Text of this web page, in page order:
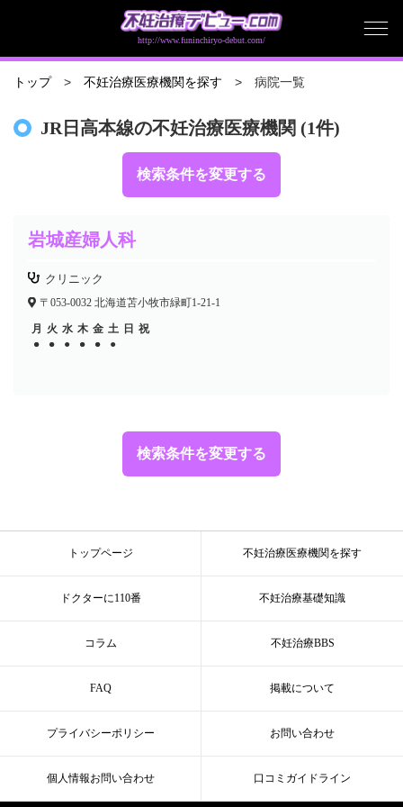
http://www.funinchiryo-debut.com/
トップ 不妊治療医療機関を探す 病院一覧
検索条件を変更する
JR日高本線の不妊治療医療機関 (1件)
検索条件を変更する
岩城産婦人科
クリニック
〒053-0032 北海道苫小牧市緑町1-21-1
月 火 水 木 金 土 日 祝
●
● ● ● ● ●
● ● ● ●
トップページ 不妊治療医療機関を探す
ドクターに110番 不妊治療基礎知識
コラム 不妊治療BBS
FAQ 掲載について
プライバシーポリシー お問い合わせ
個人情報お問い合わせ 口コミガイドライン